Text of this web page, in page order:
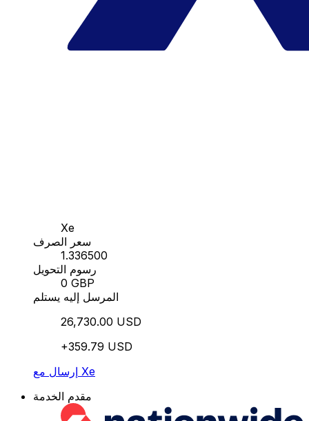
Xe
سعر الصرف
1.336500
رسوم التحويل
0 GBP
المرسل إليه يستلم
26,730.00 USD
+359.79 USD
إرسال مع Xe
مقدم الخدمة